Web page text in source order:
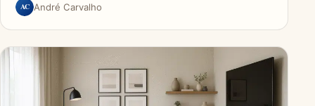
AC André Carvalho